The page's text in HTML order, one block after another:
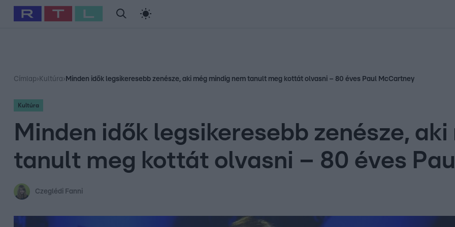
Babits Marcella Szellő István Most Wanted
Címlap› Kultúra› Minden idők legsikeresebb zenésze, aki még mindig nem tanult meg kottát olvasni – 80 éves Paul McCartney
Kultúra
Minden idők legsikeresebb zenésze,
tanult meg kottát olvasni – 80 éves
Czeglédi Fanni